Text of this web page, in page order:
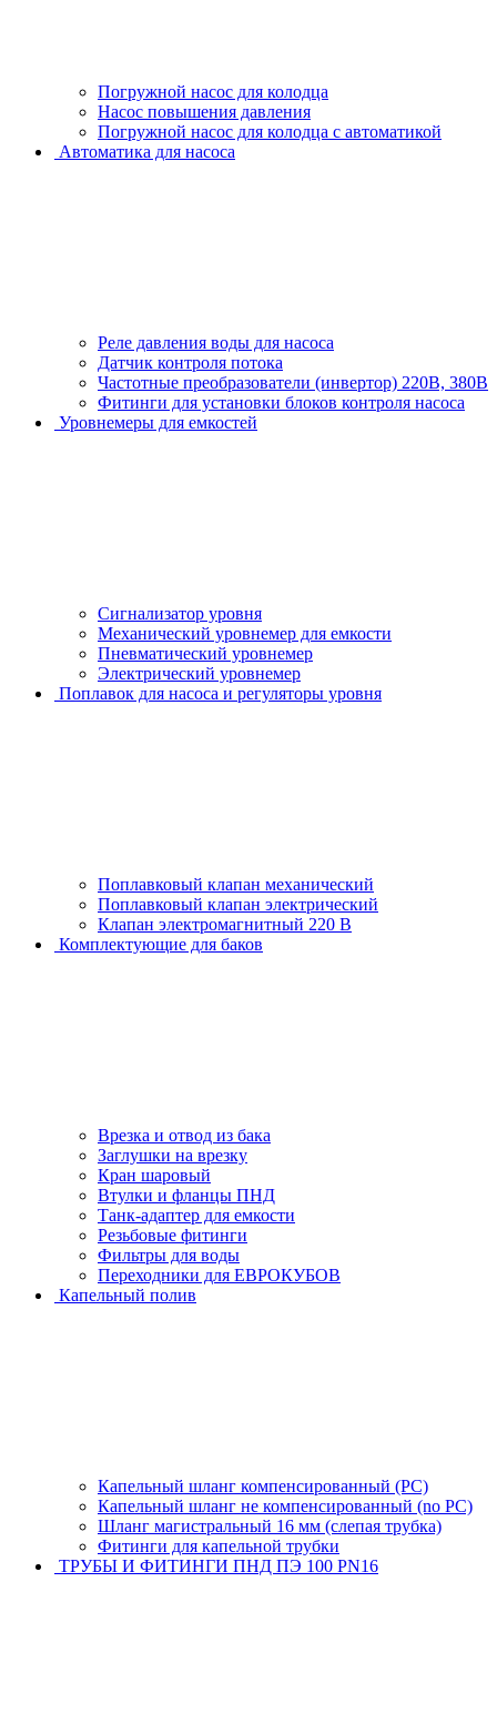
Погружной насос для колодца
Насос повышения давления
Погружной насос для колодца с автоматикой
Автоматика для насоса
Реле давления воды для насоса
Датчик контроля потока
Частотные преобразователи (инвертор) 220В, 380В
Фитинги для установки блоков контроля насоса
Уровнемеры для емкостей
Сигнализатор уровня
Механический уровнемер для емкости
Пневматический уровнемер
Электрический уровнемер
Поплавок для насоса и регуляторы уровня
Поплавковый клапан механический
Поплавковый клапан электрический
Клапан электромагнитный 220 В
Комплектующие для баков
Врезка и отвод из бака
Заглушки на врезку
Кран шаровый
Втулки и фланцы ПНД
Танк-адаптер для емкости
Резьбовые фитинги
Фильтры для воды
Переходники для ЕВРОКУБОВ
Капельный полив
Капельный шланг компенсированный (PC)
Капельный шланг не компенсированный (no PC)
Шланг магистральный 16 мм (слепая трубка)
Фитинги для капельной трубки
ТРУБЫ И ФИТИНГИ ПНД ПЭ 100 PN16